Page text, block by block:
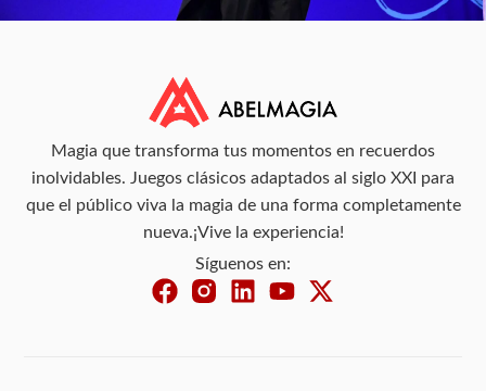
Magia que transforma tus momentos en recuerdos
inolvidables. Juegos clásicos adaptados al siglo XXI para
que el público viva la magia de una forma completamente
nueva.¡Vive la experiencia!
Síguenos en: